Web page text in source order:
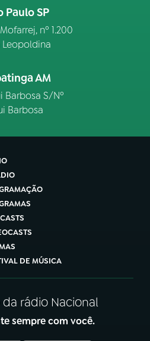
Paulo SP
nº 1.200
Leopoldina
AM
Barbosa S/Nº
Barbosa
DE MÚSICA
da rádio Nacional
sempre com você.